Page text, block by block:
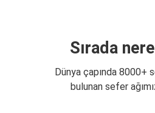
Foggia
Sırada
Dünya çapında 8000+
bulunan sefer